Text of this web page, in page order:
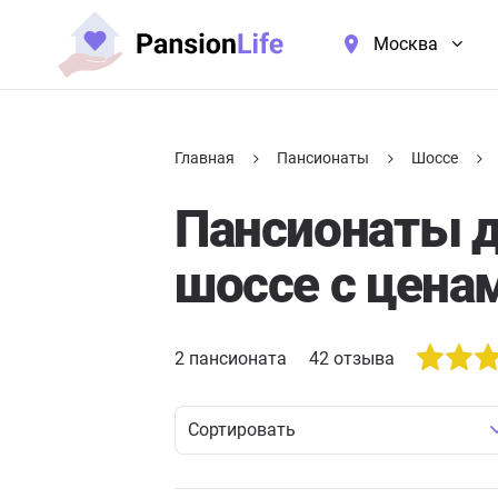
Москва
Главная Пансионаты Шоссе
Пансионаты
шоссе с
2 пансионата 42 отзыва
Сортировать